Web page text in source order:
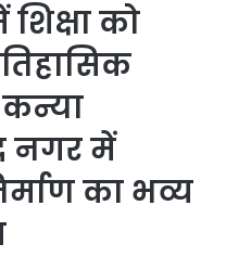
को
नगर में
का भव्य